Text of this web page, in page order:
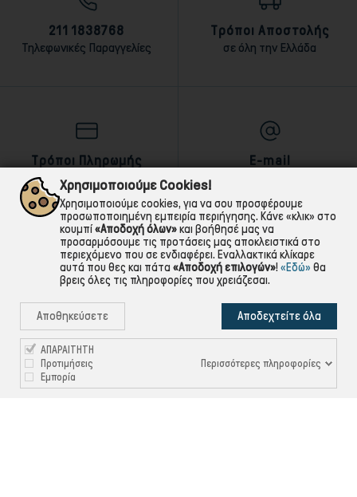
211 1838768
Τηλεφωνικές Παραγγελίες
Τρόποι Αποστολής
σε όλη την Ελλάδα
Τρόποι Πληρωμής
αντικαταβολή,κάρτα,τραπεζική
E-mail
Χρησιμοποιούμε Cookies!
Χρησιμοποιούμε cookies, για να σου προσφέρουμε
προσωποποιημένη εμπειρία περιήγησης. Κάνε «κλικ» στο
κουμπί«Αποδοχή όλων»και βοήθησέ μας να
προσαρμόσουμε τις προτάσεις μας αποκλειστικά στο
περιεχόμενο που σε ενδιαφέρει. Εναλλακτικά κλίκαρε
αυτά που θες και πάτα «Αποδοχή επιλογών»! «Εδώ» θα
βρεις όλες τις πληροφορίες που χρειάζεσαι.
Αποθηκεύσετε Αποδεχτείτε όλα
ΑΠΑΡΑΙΤΗΤΗ
Προτιμήσεις
Εμπορία
Περισσότερες πληροφορίες